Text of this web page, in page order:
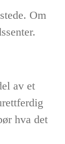
Om
av et
hva det